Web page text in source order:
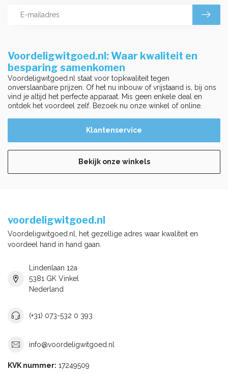
Voordeligwitgoed.nl: Waar kwaliteit en
besparing samenkomen
Voordeligwitgoed.nl staat voor topkwaliteit tegen
onverslaanbare prijzen. Of het nu inbouw of vrijstaand is, bij ons
vind je altijd het perfecte apparaat. Mis geen enkele deal en
ontdek het voordeel zelf. Bezoek nu onze winkel of online.
Klantenservice
Bekijk onze winkels
voordeligwitgoed.nl
Voordeligwitgoed.nl, het gezellige adres waar kwaliteit en
voordeel hand in hand gaan.
Lindenlaan 12a
5381 GK Vinkel
Nederland
(+31) 073-532 0 393
info@voordeligwitgoed.nl
KVK nummer: 17249509